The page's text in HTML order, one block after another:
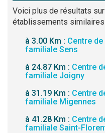
Voici plus de résultats
établissements
à 3.00 Km : Centre
familiale Sens
à 24.87 Km : Centre
familiale Joigny
à 31.19 Km : Centre
familiale Migennes
à 41.28 Km : Centre
familiale Saint-